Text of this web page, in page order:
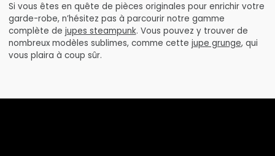
Si vous êtes en quête de pièces originales pour enrichir votre
garde-robe, n’hésitez pas à parcourir notre gamme
complète de jupes steampunk. Vous pouvez y trouver de
nombreux modèles sublimes, comme cette jupe grunge, qui
vous plaira à coup sûr.